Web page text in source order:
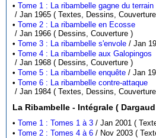
•Tome 1 : La ribambelle gagne du terrain
/ Jan 1965 ( Textes, Dessins,
•Tome 2 : La ribambelle en Ecosse
/ Jan 1966 ( Dessins, Couverture )
•Tome 3 : La ribambelle s'envole
•Tome 4 : La ribambelle aux Galopingos
/ Jan 1968 ( Dessins, Couverture )
•Tome 5 : La ribambelle enquête
•Tome 6 : La ribambelle contre-attaque
/ Jan 1984 ( Textes, Dessins,
La Ribambelle - Intégrale (
•Tome 1 : Tomes 1 à 3
/ Jan
•Tome 2 : Tomes 4 à 6 / Nov